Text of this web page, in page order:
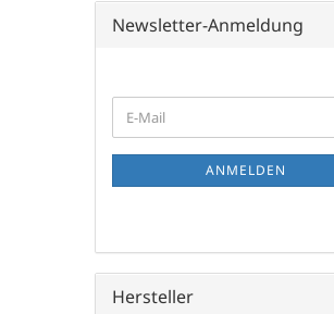
Newsletter-Anmeldung
ZUR
NEWSLETTER-
E-
Mail
ANMELDEN
Hersteller